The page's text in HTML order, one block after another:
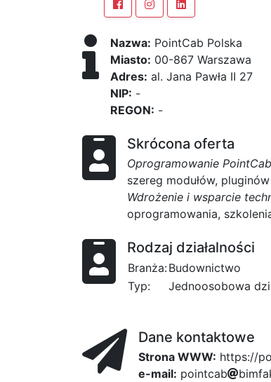
Nazwa: PointCab Polska
Miasto: 00-867 Warszawa
Adres: al. Jana Pawła II 27
NIP: -
REGON: -
Skrócona oferta
Oprogramowanie PointCab
szereg modułów,
Wdrożenie i wsparcie
oprogramowania,
Rodzaj działalności
Branża:Budownictwo
Typ:
Jednoosobowa
Dane kontaktowe
Strona WWW: https://
e-mail: point2e
c310
a495
b bimfa